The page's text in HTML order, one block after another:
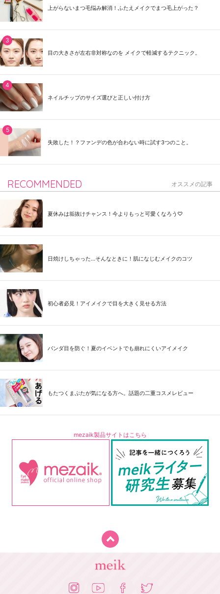
上がらないまつ毛悩み解消！ふたえメイクでまつ毛上がった？
目の大きさが左右非対称なのを メイクで軽減するテクニック。
ネイルチップのサイズ選びと正しい付け方
失敗した！？ファンデの色が合わない時に試す3つのこと。
RECOMMENDED オススメの記事
夏休みは垢抜けチャンス！今よりもっと可愛くなろう♡
日焼けしちゃった...そんなときに！肌になじむメイクのコツ
初心者必見！アイメイクで目を大きく見せる方法
パンダ目を防ぐ！夏のイベントでも崩れにくいアイメイク
もたつくまぶたが気になる方へ。話題の二重コスメレビュー
mezaik製品サイトはこちら